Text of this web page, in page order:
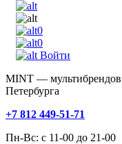
0
0
Войти
MINT —
Петербурга
+7 812 449-51-71
Пн-Вс: с 11-00 до 21-00